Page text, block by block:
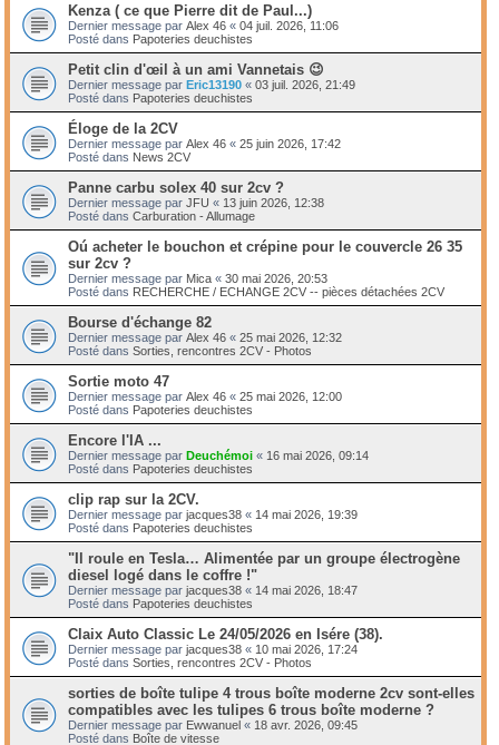
Kenza ( ce que Pierre dit de Paul...)
Dernier message par Alex 46 « 04 juil. 2026, 11:06
Posté dans Papoteries deuchistes
Petit clin d'œil à un ami Vannetais 😉
Dernier message par Eric13190 « 03 juil. 2026, 21:49
Posté dans Papoteries deuchistes
Éloge de la 2CV
Dernier message par Alex 46 « 25 juin 2026, 17:42
Posté dans News 2CV
Panne carbu solex 40 sur 2cv ?
Dernier message par JFU « 13 juin 2026, 12:38
Posté dans Carburation - Allumage
Oú acheter le bouchon et crépine pour le couvercle 26 35
sur 2cv ?
Dernier message par Mica « 30 mai 2026, 20:53
Posté dans RECHERCHE / ECHANGE 2CV -- pièces détachées 2CV
Bourse d'échange 82
Dernier message par Alex 46 « 25 mai 2026, 12:32
Posté dans Sorties, rencontres 2CV - Photos
Sortie moto 47
Dernier message par Alex 46 « 25 mai 2026, 12:00
Posté dans Papoteries deuchistes
Encore l'IA ...
Dernier message par Deuchémoi « 16 mai 2026, 09:14
Posté dans Papoteries deuchistes
clip rap sur la 2CV.
Dernier message par jacques38 « 14 mai 2026, 19:39
Posté dans Papoteries deuchistes
"Il roule en Tesla… Alimentée par un groupe électrogène
diesel logé dans le coffre !"
Dernier message par jacques38 « 14 mai 2026, 18:47
Posté dans Papoteries deuchistes
Claix Auto Classic Le 24/05/2026 en Isére (38).
Dernier message par jacques38 « 10 mai 2026, 17:24
Posté dans Sorties, rencontres 2CV - Photos
sorties de boîte tulipe 4 trous boîte moderne 2cv sont-elles
compatibles avec les tulipes 6 trous boîte moderne ?
Dernier message par Ewwanuel « 18 avr. 2026, 09:45
Posté dans Boîte de vitesse